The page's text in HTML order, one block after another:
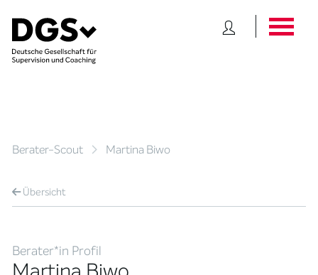
Berater-Scout Martina Biwo
Übersicht
Berater*in Profil